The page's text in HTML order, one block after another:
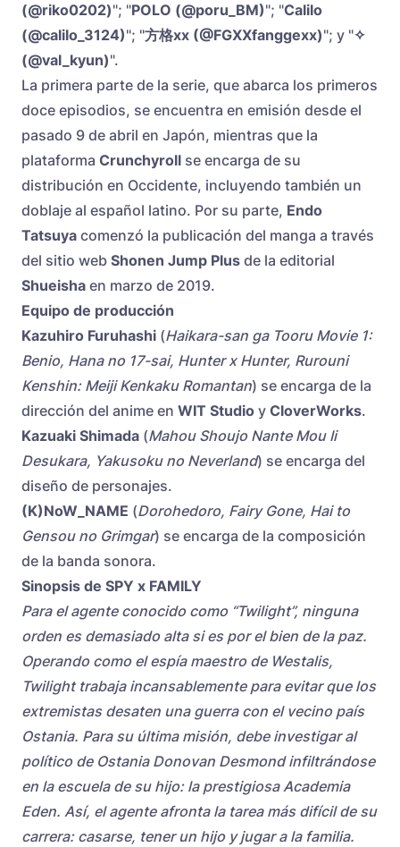
(@riko0202)"; "POLO (@poru_BM)"; "Calilo
(@calilo_3124)"; "方格xx (@FGXXfanggexx)"; y "✧
(@val_kyun)".
La primera parte de la serie, que abarca los primeros
doce episodios, se encuentra en emisión desde el
pasado 9 de abril en Japón, mientras que la
plataforma Crunchyroll se encarga de su
distribución en Occidente, incluyendo también un
doblaje al español latino. Por su parte, Endo
Tatsuya comenzó la publicación del manga a través
del sitio web Shonen Jump Plus de la editorial
Shueisha en marzo de 2019.
Equipo de producción
Kazuhiro Furuhashi (Haikara-san ga Tooru Movie 1:
Benio, Hana no 17-sai, Hunter x Hunter, Rurouni
Kenshin: Meiji Kenkaku Romantan) se encarga de la
dirección del anime en WIT Studio y CloverWorks.
Kazuaki Shimada (Mahou Shoujo Nante Mou Ii
Desukara, Yakusoku no Neverland) se encarga del
diseño de personajes.
(K)NoW_NAME (Dorohedoro, Fairy Gone, Hai to
Gensou no Grimgar) se encarga de la composición
de la banda sonora.
Sinopsis de SPY x FAMILY
Para el agente conocido como “Twilight”, ninguna
orden es demasiado alta si es por el bien de la paz.
Operando como el espía maestro de Westalis,
Twilight trabaja incansablemente para evitar que los
extremistas desaten una guerra con el vecino país
Ostania. Para su última misión, debe investigar al
político de Ostania Donovan Desmond infiltrándose
en la escuela de su hijo: la prestigiosa Academia
Eden. Así, el agente afronta la tarea más difícil de su
carrera: casarse, tener un hijo y jugar a la familia.